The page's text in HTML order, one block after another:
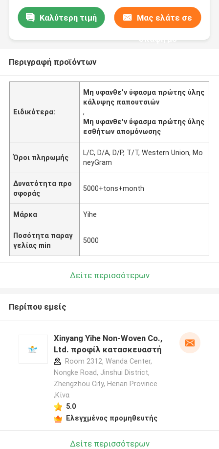
Καλύτερη τιμή Μας ελάτε σε
επαφή με
Περιγραφή προϊόντων
Ειδικότερα:
Μη υφανθε'ν ύφασμα πρώτης ύλης
κάλυψης παπουτσιών
,
Μη υφανθε'ν ύφασμα πρώτης ύλης
εσθήτων απομόνωσης
Όροι πληρωμής
L/C, D/A, D/P, T/T, Western Union, Mo
neyGram
Δυνατότητα προ
σφοράς
5000+tons+month
Μάρκα Yihe
Ποσότητα παραγ
γελίας min
5000
Δείτε περισσότερων
Περίπου εμείς
Xinyang Yihe Non-Woven Co.,
Ltd. προφίλ κατασκευαστή
Room 2312, Wanda Center,
Nongke Road, Jinshui District,
Zhengzhou City, Henan Province
,Κίνα
5.0
Ελεγχμένος προμηθευτής
Δείτε περισσότερων